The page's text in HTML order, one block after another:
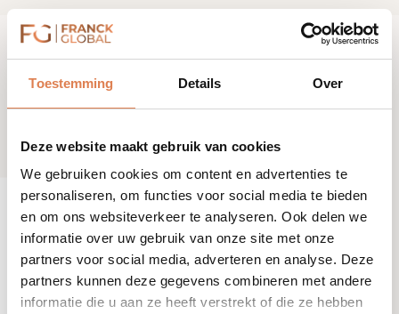
Toestemming Details Over
Deze website maakt gebruik van cookies
We gebruiken cookies om content en advertenties te
personaliseren, om functies voor social media te bieden
en om ons websiteverkeer te analyseren. Ook delen we
informatie over uw gebruik van onze site met onze
partners voor social media, adverteren en analyse. Deze
partners kunnen deze gegevens combineren met andere
informatie die u aan ze heeft verstrekt of die ze hebben